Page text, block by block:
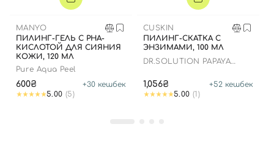
MANYO
ПИЛИНГ-ГЕЛЬ С PHA-
КИСЛОТОЙ ДЛЯ СИЯНИЯ
КОЖИ, 120 МЛ
Pure Aqua Peel
600₴ +30 кешбек
5.00 (5)
CUSKIN
ПИЛИНГ-СКАТКА С
ЭНЗИМАМИ, 100 МЛ
DR.SOLUTION PAPAYA
1,056₴ +52 кешбек
5.00 (1)
Отправляя форму для авторизации/регистрации, вы
Далее